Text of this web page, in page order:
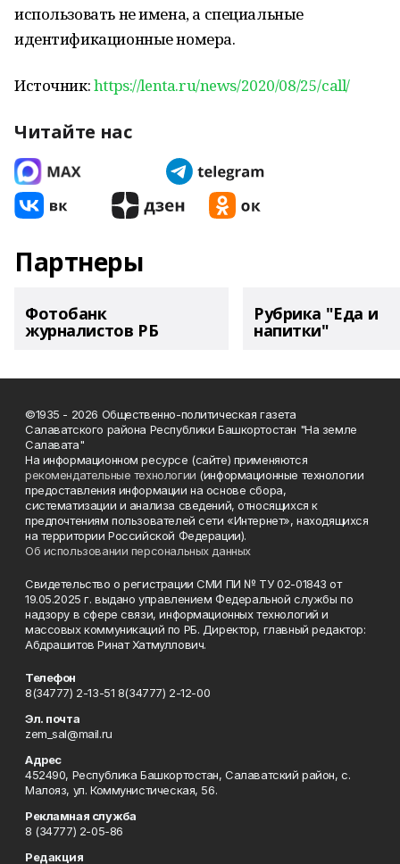
использовать не имена, а специальные
идентификационные номера.
Источник:https://lenta.ru/news/2020/08/25/call/
Читайте нас
Партнеры
Фотобанк
журналистов РБ
Рубрика "Еда и
напитки"
©1935 - 2026 Общественно-политическая газета
Салаватского района Республики Башкортостан "На земле
Салавата"
На информационном ресурсе (сайте) применяются
рекомендательные технологии (информационные технологии
предоставления информации на основе сбора,
систематизации и анализа сведений, относящихся к
предпочтениям пользователей сети «Интернет», находящихся
на территории Российской Федерации).
Об использовании персональных данных
Свидетельство о регистрации СМИ ПИ № ТУ 02-01843 от
19.05.2025 г. выдано управлением Федеральной службы по
надзору в сфере связи, информационных технологий и
массовых коммуникаций по РБ. Директор, главный редактор:
Абдрашитов Ринат Хатмуллович.
Телефон
8(34777) 2-13-51 8(34777) 2-12-00
Эл. почта
zem_sal@mail.ru
Адрес
452490, Республика Башкортостан, Салаватский район, с.
Малояз, ул. Коммунистическая, 56.
Рекламная служба
8 (34777) 2-05-86
Редакция